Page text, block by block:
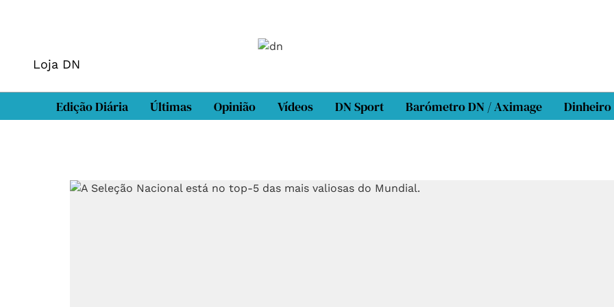
Loja DN
Edição Diária Últimas Opinião Vídeos DN Sport Barómetro DN / Aximage Dinheiro